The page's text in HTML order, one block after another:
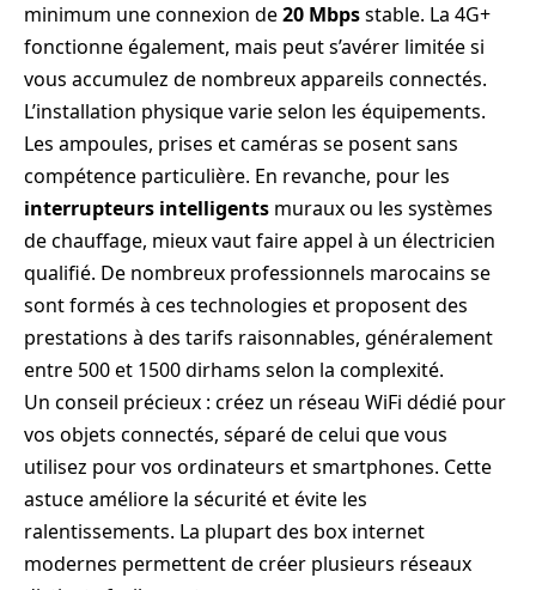
minimum une connexion de20 Mbpsstable. La 4G+
fonctionne également, mais peut s’avérer limitée si
vous accumulez de nombreux appareils connectés.
L’installation physique varie selon les équipements.
Les ampoules, prises et caméras se posent sans
compétence particulière. En revanche, pour les
interrupteurs intelligents muraux ou les systèmes
de chauffage, mieux vaut faire appel à un électricien
qualifié. De nombreux professionnels marocains se
sont formés à ces technologies et proposent des
prestations à des tarifs raisonnables, généralement
entre 500 et 1500 dirhams selon la complexité.
Un conseil précieux : créez un réseau WiFi dédié pour
vos objets connectés, séparé de celui que vous
utilisez pour vos ordinateurs et smartphones. Cette
astuce améliore la sécurité et évite les
ralentissements. La plupart des box internet
modernes permettent de créer plusieurs réseaux